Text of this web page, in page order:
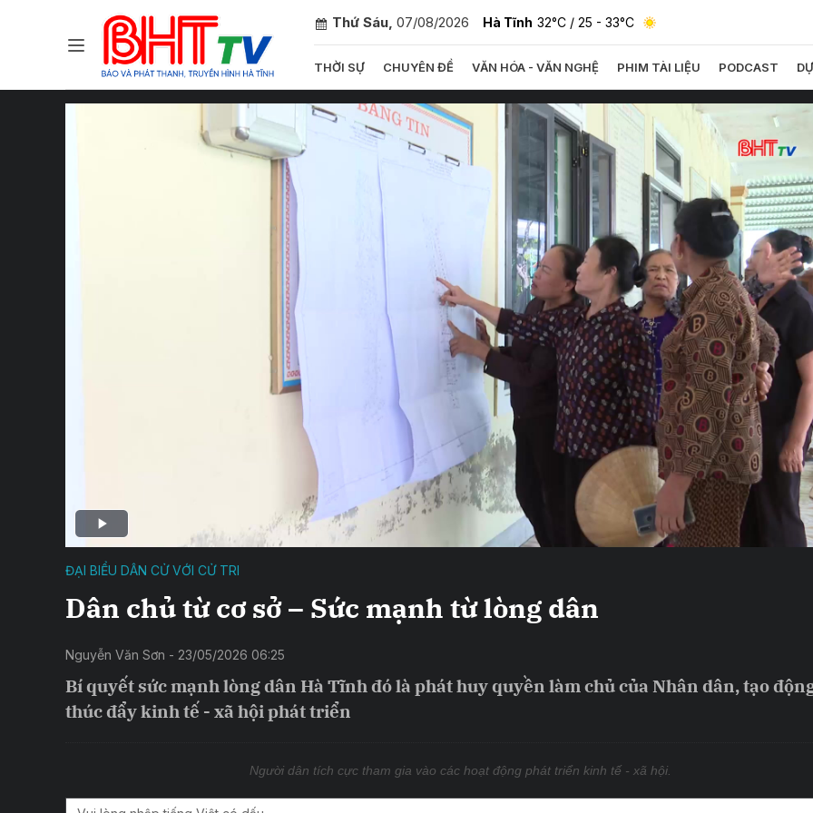
Thứ Sáu, 07/08/2026 Hà Tĩnh 32°C / 25 - 33°C
THỜI SỰ CHUYÊN ĐỀ VĂN HÓA - VĂN NGHỆ PHIM TÀI LIỆU PODCAST
ĐẠI BIỂU DÂN CỬ VỚI CỬ TRI
Dân chủ từ cơ sở – Sức mạnh từ lòng dân
Nguyễn Văn Sơn - 23/05/2026 06:25
Bí quyết sức mạnh lòng dân Hà Tĩnh đó là phát huy quyền làm chủ của Nhân dân, tạo
thúc đẩy kinh tế - xã hội phát triển
Người dân tích cực tham gia vào các hoạt động phát triển kinh tế - xã hội.